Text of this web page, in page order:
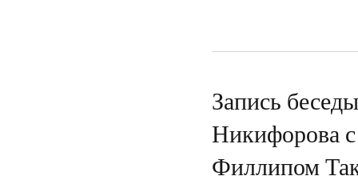
Запись
Никифорова
Филлипом